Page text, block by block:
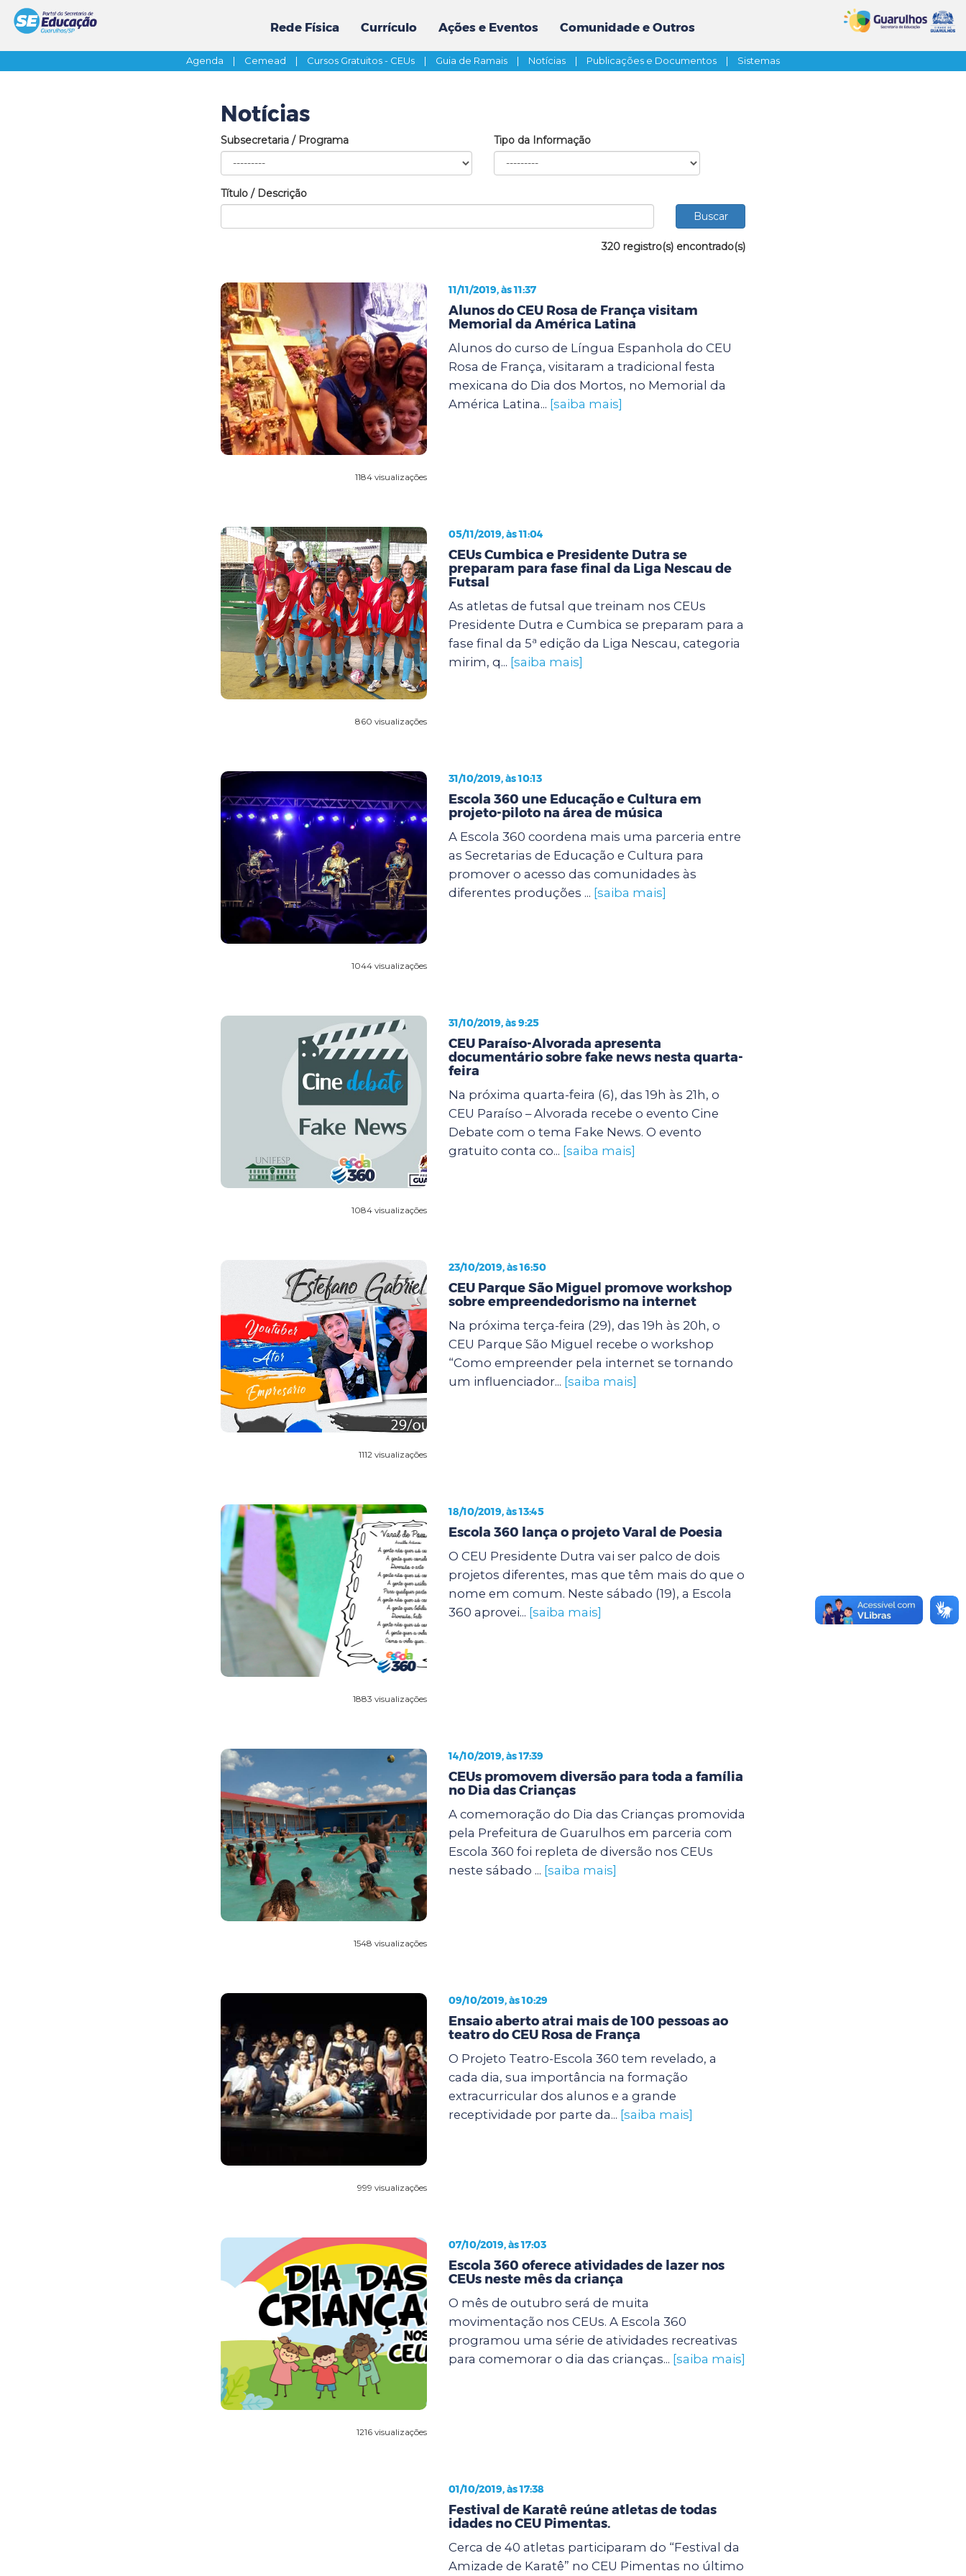
Rede Física Currículo Ações e Eventos Comunidade e Outros
Agenda | Cemead | Cursos Gratuitos - CEUs | Guia de Ramais | Notícias | Publicações e Documentos | Sistemas
Notícias
Subsecretaria / Programa Tipo da Informação
Título / Descrição
320 registro(s) encontrado(s)
1184 visualizações
11/11/2019, às 11:37
Alunos do CEU Rosa de França visitam
Memorial da América Latina
Alunos do curso de Língua Espanhola do CEU
Rosa de França, visitaram a tradicional festa
mexicana do Dia dos Mortos, no Memorial da
América Latina... [saiba mais]
860 visualizações
05/11/2019, às 11:04
CEUs Cumbica e Presidente Dutra se
preparam para fase final da Liga Nescau de
Futsal
As atletas de futsal que treinam nos CEUs
Presidente Dutra e Cumbica se preparam para a
fase final da 5ª edição da Liga Nescau, categoria
mirim, q... [saiba mais]
1044 visualizações
31/10/2019, às 10:13
Escola 360 une Educação e Cultura em
projeto-piloto na área de música
A Escola 360 coordena mais uma parceria entre
as Secretarias de Educação e Cultura para
promover o acesso das comunidades às
diferentes produções ... [saiba mais]
1084 visualizações
31/10/2019, às 9:25
CEU Paraíso-Alvorada apresenta
documentário sobre fake news nesta quarta-
feira
Na próxima quarta-feira (6), das 19h às 21h, o
CEU Paraíso – Alvorada recebe o evento Cine
Debate com o tema Fake News. O evento
gratuito conta co... [saiba mais]
1112 visualizações
23/10/2019, às 16:50
CEU Parque São Miguel promove workshop
sobre empreendedorismo na internet
Na próxima terça-feira (29), das 19h às 20h, o
CEU Parque São Miguel recebe o workshop
“Como empreender pela internet se tornando
um influenciador... [saiba mais]
1883 visualizações
18/10/2019, às 13:45
Escola 360 lança o projeto Varal de Poesia
O CEU Presidente Dutra vai ser palco de dois
projetos diferentes, mas que têm mais do que o
nome em comum. Neste sábado (19), a Escola
360 aprovei... [saiba mais]
1548 visualizações
14/10/2019, às 17:39
CEUs promovem diversão para toda a família
no Dia das Crianças
A comemoração do Dia das Crianças promovida
pela Prefeitura de Guarulhos em parceria com
Escola 360 foi repleta de diversão nos CEUs
neste sábado ... [saiba mais]
999 visualizações
09/10/2019, às 10:29
Ensaio aberto atrai mais de 100 pessoas ao
teatro do CEU Rosa de França
O Projeto Teatro-Escola 360 tem revelado, a
cada dia, sua importância na formação
extracurricular dos alunos e a grande
receptividade por parte da... [saiba mais]
1216 visualizações
07/10/2019, às 17:03
Escola 360 oferece atividades de lazer nos
CEUs neste mês da criança
O mês de outubro será de muita
movimentação nos CEUs. A Escola 360
programou uma série de atividades recreativas
para comemorar o dia das crianças... [saiba mais]
01/10/2019, às 17:38
Festival de Karatê reúne atletas de todas
idades no CEU Pimentas.
Cerca de 40 atletas participaram do “Festival da
Amizade de Karatê” no CEU Pimentas no último